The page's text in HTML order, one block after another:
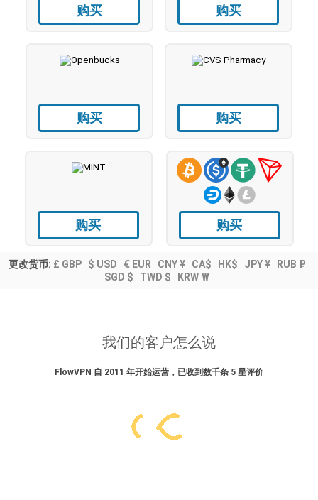
购买 购买
购买 购买
购买 购买
更改货币: £ GBP $ USD € EUR CNY ¥ CA$ HK$ JPY ¥
RUB ₽
SGD $
TWD $ KRW ₩
我们的客户怎么说
FlowVPN 自 2011 年开始运营，已收到数千条 5 星评价